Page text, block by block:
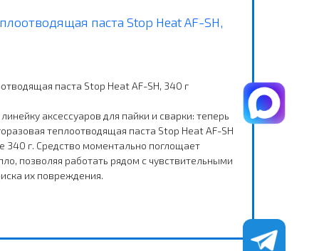
паста Stop Heat AF-SH,
паста Stop Heat AF-SH, 340 г
аксессуаров для пайки и сварки: теперь
теплоотводящая паста Stop Heat AF-SH
340 г. Средство моментально поглощает
позволяя работать рядом с чувствительными
их повреждения.